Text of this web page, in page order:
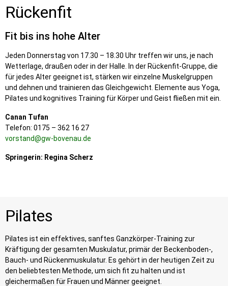
Rückenfit
Fit bis ins hohe Alter
Jeden Donnerstag von 17.30 – 18.30 Uhr treffen wir uns, je nach
Wetterlage, draußen oder in der Halle. In der Rückenfit-Gruppe, die
für jedes Alter geeignet ist, stärken wir einzelne Muskelgruppen
und dehnen und trainieren das Gleichgewicht. Elemente aus Yoga,
Pilates und kognitives Training für Körper und Geist fließen mit ein.
Canan Tufan
Telefon: 0175 – 362 16 27
vorstand@gw-bovenau.de
Springerin: Regina Scherz
Pilates
Pilates ist ein effektives, sanftes Ganzkörper-Training zur
Kräftigung der gesamten Muskulatur, primär der Beckenboden-,
Bauch- und Rückenmuskulatur. Es gehört in der heutigen Zeit zu
den beliebtesten Methode, um sich fit zu halten und ist
gleichermaßen für Frauen und Männer geeignet.